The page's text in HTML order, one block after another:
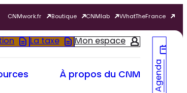
CNMwork.fr Boutique CNMlab WhatTheFrance
La taxe Mon espace
À propos du CNM Agenda